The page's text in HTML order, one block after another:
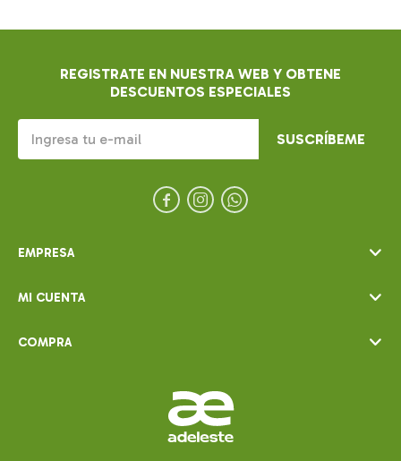
EMPRESA
MI CUENTA
COMPRA
REGISTRATE EN NUESTRA WEB Y OBTENE
DESCUENTOS ESPECIALES
SUSCRÍBEME
  